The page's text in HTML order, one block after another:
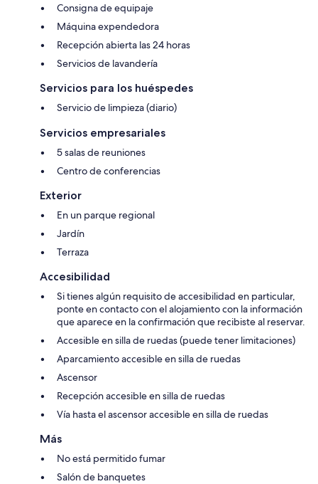
Consigna de equipaje
Máquina expendedora
Recepción abierta las 24 horas
Servicios de lavandería
Servicios para los huéspedes
Servicio de limpieza (diario)
Servicios empresariales
5 salas de reuniones
Centro de conferencias
Exterior
En un parque regional
Jardín
Terraza
Accesibilidad
Si tienes algún requisito de accesibilidad en particular,
ponte en contacto con el alojamiento con la información
que aparece en la confirmación que recibiste al reservar.
Accesible en silla de ruedas (puede tener limitaciones)
Aparcamiento accesible en silla de ruedas
Ascensor
Recepción accesible en silla de ruedas
Vía hasta el ascensor accesible en silla de ruedas
Más
No está permitido fumar
Salón de banquetes